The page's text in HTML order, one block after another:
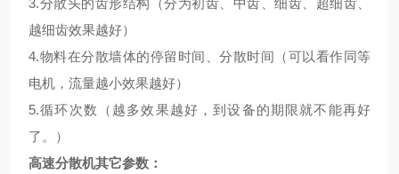
3.分散头的齿形结构（分为初齿、中齿、细齿、超细齿、
越细齿效果越好）
4.物料在分散墙体的停留时间、分散时间（可以看作同等
电机，流量越小效果越好）
5.循环次数（越多效果越好，到设备的期限就不能再好
了。）
高速分散机其它参数：